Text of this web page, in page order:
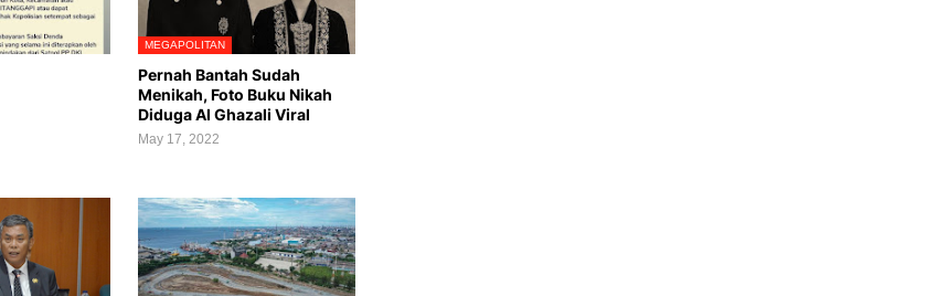
MEGAPOLITAN
Pernah Bantah Sudah
Menikah, Foto Buku Nikah
Diduga Al Ghazali Viral
May 17, 2022